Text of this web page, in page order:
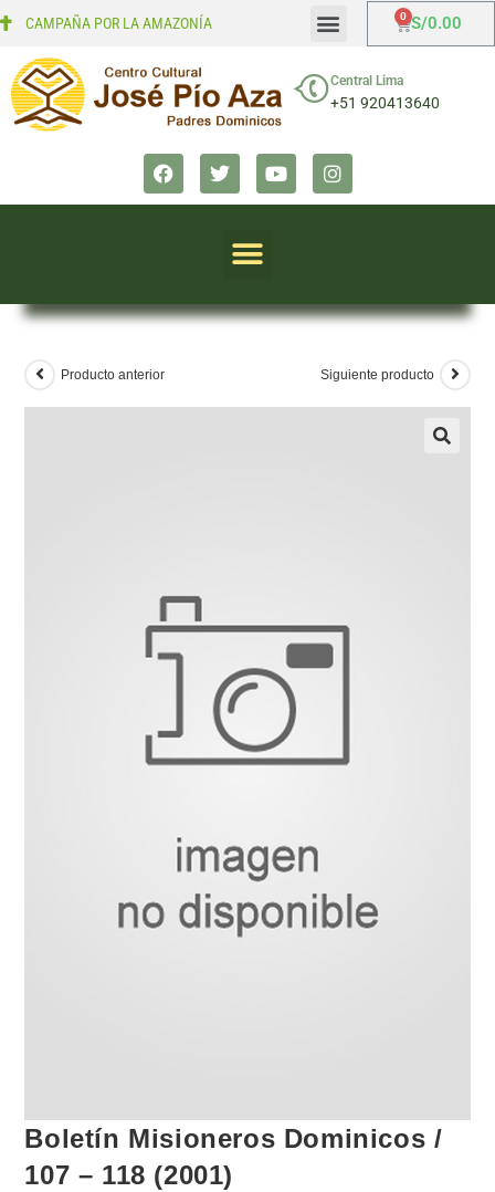
CAMPAÑA POR LA AMAZONÍA S/0.00
Central Lima
+51 920413640
Producto anterior Siguiente producto
Boletín Misioneros Dominicos /
107 – 118 (2001)